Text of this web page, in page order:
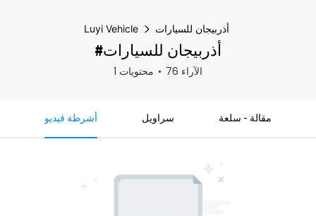
Luyi Vehicle أذربيجان للسيارات
#أذربيجان للسيارات
1 محتويات 76 الآراء
أشرطة فيديو سراويل مقالة - سلعة